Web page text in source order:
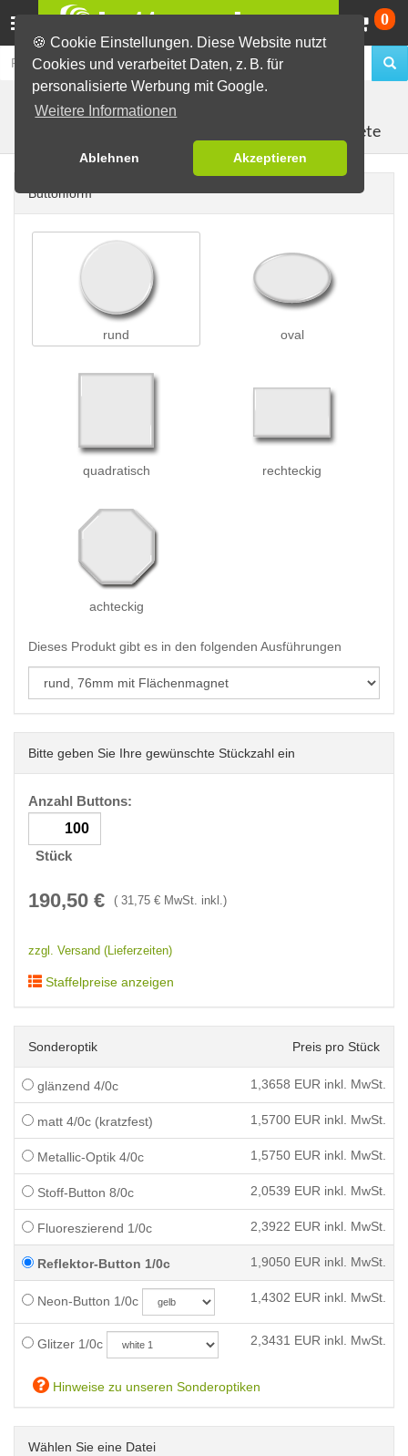
🍪 Cookie Einstellungen. Diese Website nutzt
Cookies und verarbeitet Daten, z. B. für
personalisierte Werbung mit Google.
Weitere Informationen
Ablehnen Akzeptieren
0
Buttons erstellen Magnetbuttons
Kühlschrankmagnete
Buttonform
rund oval
quadratisch rechteckig
achteckig
Dieses Produkt gibt es in den folgenden Ausführungen
Bitte geben Sie Ihre gewünschte Stückzahl ein
Anzahl Buttons:
Stück
190,50 € ( 31,75 € MwSt. inkl.)
zzgl. Versand (Lieferzeiten)
Staffelpreise anzeigen
Sonderoptik Preis pro Stück
glänzend 4/0c 1,3658 EUR inkl. MwSt.
matt 4/0c (kratzfest) 1,5700 EUR inkl. MwSt.
Metallic-Optik 4/0c 1,5750 EUR inkl. MwSt.
Stoff-Button 8/0c 2,0539 EUR inkl. MwSt.
Fluoreszierend 1/0c 2,3922 EUR inkl. MwSt.
Reflektor-Button 1/0c 1,9050 EUR inkl. MwSt.
Neon-Button 1/0c 1,4302 EUR inkl. MwSt.
Glitzer 1/0c 2,3431 EUR inkl. MwSt.
Hinweise zu unseren Sonderoptiken
Wählen Sie eine Datei